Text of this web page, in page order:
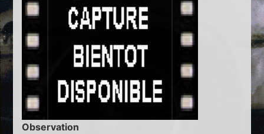
Observation